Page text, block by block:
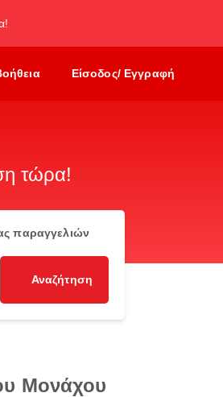
Είσοδος/ Εγγραφή
τώρα!
παραγγελιών
Αναζήτηση
Μονάχου